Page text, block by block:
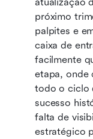
próximo
palpites e
caixa de
facilmente
etapa, onde
todo o ciclo
sucesso
falta de
estratégico